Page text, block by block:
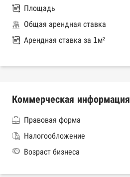
Площадь
Общая арендная ставка
Арендная ставка за 1м²
Коммерческая информация
Правовая форма
Налогообложение
Возраст бизнеса